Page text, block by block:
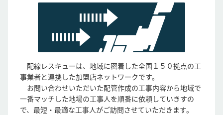
配線レスキューは、地域に密着した全国１５０拠点の工
事業者と連携した加盟店ネットワークです。
お問い合わせいただいた配管作成の工事内容から地域で
一番マッチした地場の工事人を順番に依頼していきすの
で、最短・最適な工事人がご訪問させていただきます。